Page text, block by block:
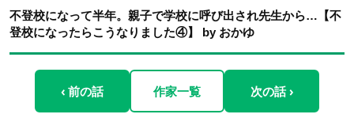
不登校になって半年。親子で学校に呼び出され先生から…【不
登校になったらこうなりました④】 by おかゆ
‹ 前の話 作家一覧 次の話 ›